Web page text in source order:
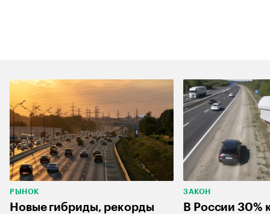
РЫНОК
Новые гибриды, рекорды
ЗАКОН
В России 30%